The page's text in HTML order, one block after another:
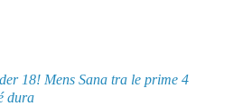
18! Mens Sana tra le prime 4
dura